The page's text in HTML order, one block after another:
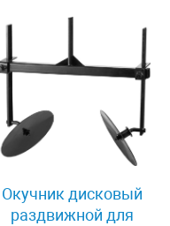
Окучник дисковый
раздвижной для